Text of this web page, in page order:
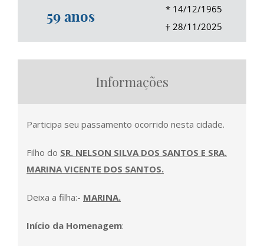
59 anos
*14/12/1965
† 28/11/2025
Informações
Participa seu passamento ocorrido nesta cidade.
Filho do SR. NELSON SILVA DOS SANTOS E SRA.
MARINA VICENTE DOS SANTOS.
Deixa a filha:- MARINA.
Início da Homenagem: